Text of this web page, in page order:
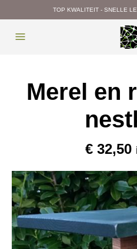
TOP KWALITEIT - SNELLE
Merel en
€ 32,50